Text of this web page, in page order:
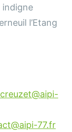
indigne
l’Etang
77.fr